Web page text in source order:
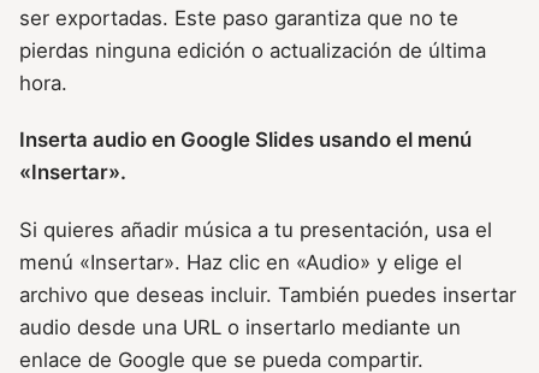
ser exportadas. Este paso garantiza que no te
pierdas ninguna edición o actualización de última
hora.
Inserta audio en Google Slides usando el menú
«Insertar».
Si quieres añadir música a tu presentación, usa el
menú «Insertar». Haz clic en «Audio» y elige el
archivo que deseas incluir. También puedes insertar
audio desde una URL o insertarlo mediante un
enlace de Google que se pueda compartir.